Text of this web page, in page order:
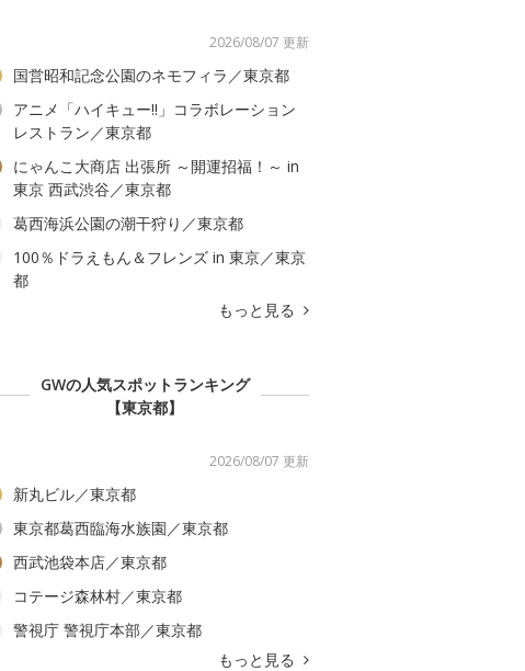
2026/08/07 更新
国営昭和記念公園のネモフィラ／東京都
アニメ「ハイキュー!!」コラボレーション
レストラン／東京都
にゃんこ大商店 出張所 ～開運招福！～ in
東京 西武渋谷／東京都
葛西海浜公園の潮干狩り／東京都
100％ドラえもん＆フレンズ in 東京／東京
都
もっと見る
GWの人気スポットランキング
【東京都】
2026/08/07 更新
新丸ビル／東京都
東京都葛西臨海水族園／東京都
西武池袋本店／東京都
コテージ森林村／東京都
警視庁 警視庁本部／東京都
もっと見る